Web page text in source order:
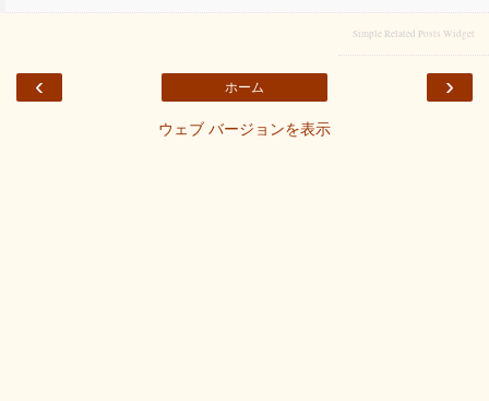
Simple Related Posts Widget
‹ ›
ホーム
ウェブ バージョンを表示